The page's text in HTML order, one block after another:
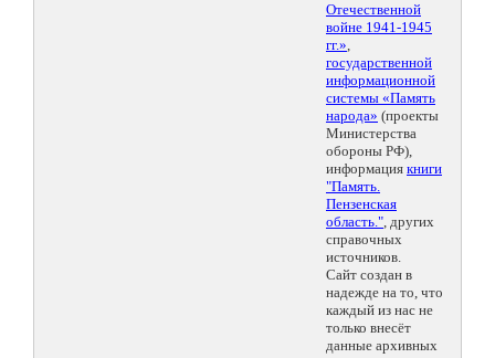
Отечественной
войне 1941-1945
гг.»,
государственной
информационной
системы «Память
народа» (проекты
Министерства
обороны РФ),
информация книги
"Память.
Пензенская
область.", других
справочных
источников.
Сайт создан в
надежде на то, что
каждый из нас не
только внесёт
данные архивных